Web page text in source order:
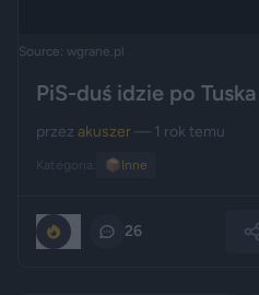
Source: wgrane.pl
PiS-duś idzie po Tuska
przez akuszer— 1 rok temu
Kategoria: 📦 Inne
26